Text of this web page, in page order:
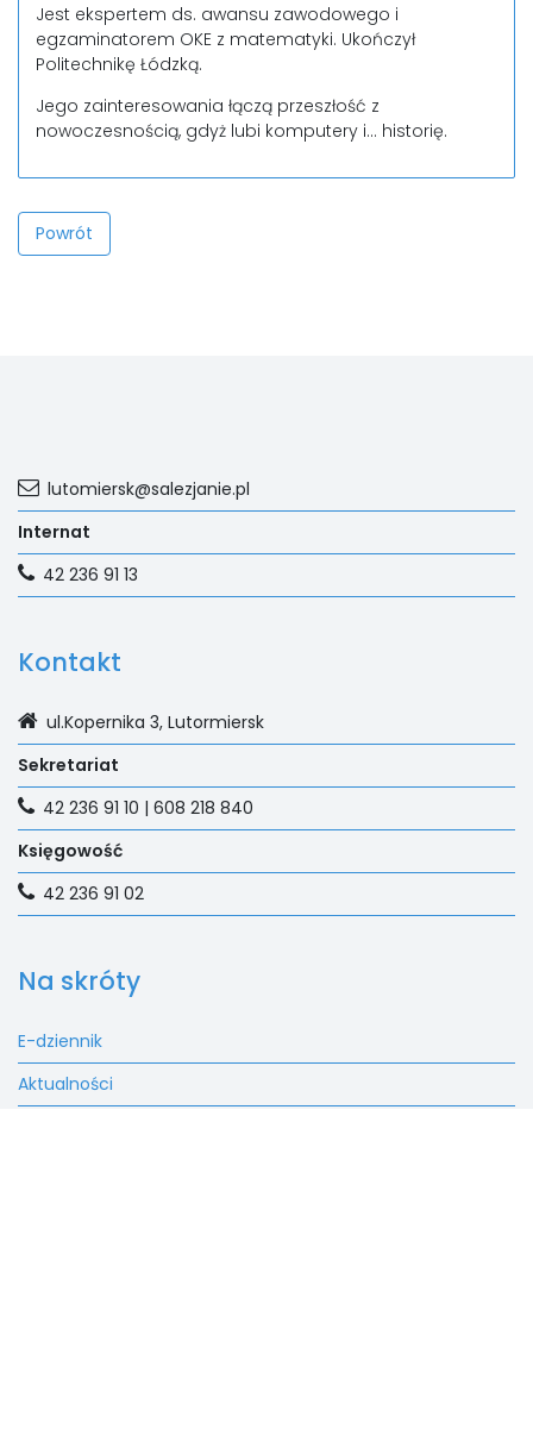
Jest ekspertem ds. awansu zawodowego i
egzaminatorem OKE z matematyki. Ukończył
Politechnikę Łódzką.
Jego zainteresowania łączą przeszłość z
nowoczesnością, gdyż lubi komputery i… historię.
Powrót
Na skróty
E-dziennik
Aktualności
Kontakt
ul.Kopernika 3, Lutormiersk
Sekretariat
42 236 91 10 | 608 218 840
Księgowość
42 236 91 02
lutomiersk@salezjanie.pl
Internat
42 236 91 13